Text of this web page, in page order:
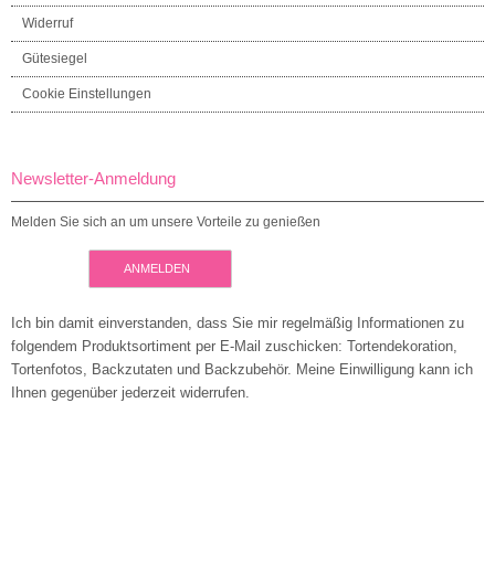
Widerruf
Gütesiegel
Cookie Einstellungen
Newsletter-Anmeldung
Melden Sie sich an um unsere Vorteile zu genießen
ANMELDEN
Ich bin damit einverstanden, dass Sie mir regelmäßig Informationen zu
folgendem Produktsortiment per E-Mail zuschicken: Tortendekoration,
Tortenfotos, Backzutaten und Backzubehör. Meine Einwilligung kann ich
Ihnen gegenüber jederzeit widerrufen.